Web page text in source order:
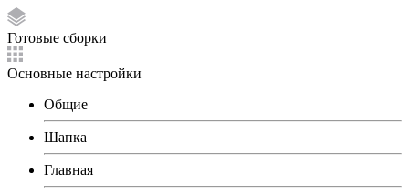
Готовые сборки
Основные настройки
Общие
Шапка
Главная